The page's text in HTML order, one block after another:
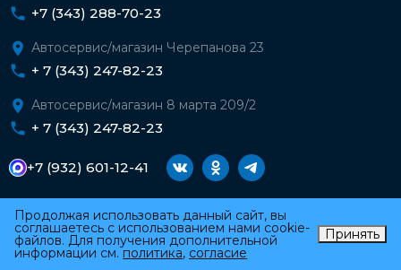
Каталог Автосервис Профиль
+7 (343) 288-70-23
Автосервис/магазин Черепанова 23
+ 7 (343) 247-82-23
Автосервис/магазин 8 марта 209/2
+ 7 (343) 247-82-23
+7 (932) 601-12-41
2026 © Форд96. Все права защищены.
Продолжая использовать данный сайт, вы
соглашаетесь с использованием нами cookie-
файлов. Для получения дополнительной
информации см.политика, согласие
Принять